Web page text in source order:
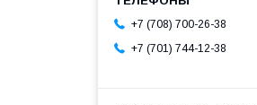
+7 (708) 700-26-38
+7 (701) 744-12-38